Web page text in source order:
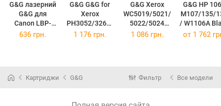
G&G лазерний
G&G для
Canon LBP-
3010/3020
G&G G&G for
Xerox
PH3052/3260/
WC3215/3225
G&G Xerox
WC5019/5021/
5022/5024
Black
G&G HP
M107/135/
/ W1106A
1K -106A
636 грн. 1 176 грн. 1 086 грн. от 1 762
Картриджи G&G Фильтр Все модели